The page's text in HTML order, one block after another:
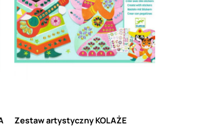
Zestaw artystyczny KOLAŻE